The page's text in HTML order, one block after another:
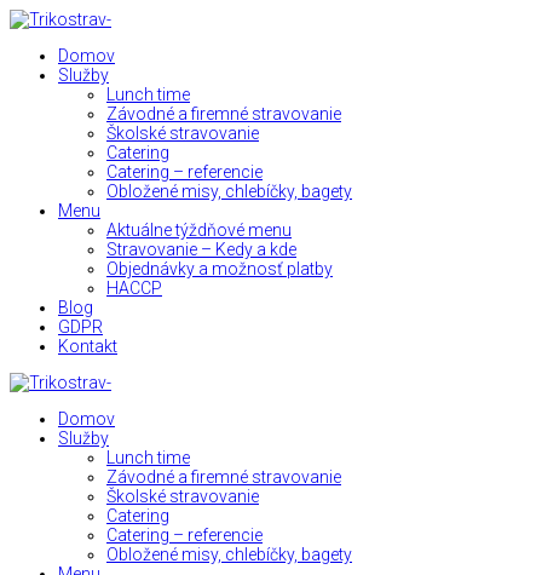
Domov
Služby
Lunch time
Závodné a firemné stravovanie
Školské stravovanie
Catering
Catering – referencie
Obložené misy, chlebíčky, bagety
Menu
Aktuálne týždňové menu
Stravovanie – Kedy a kde
Objednávky a možnosť platby
HACCP
Blog
GDPR
Kontakt
Domov
Služby
Lunch time
Závodné a firemné stravovanie
Školské stravovanie
Catering
Catering – referencie
Obložené misy, chlebíčky, bagety